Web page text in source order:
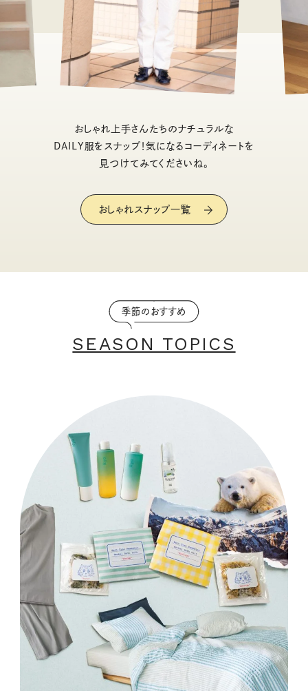
おしゃれ上手さんたちのナチュラルな
DAILY服をスナップ！気になるコーディネートを
見つけてみてくださいね。
おしゃれスナップ一覧
季節のおすすめ
SEASON TOPICS